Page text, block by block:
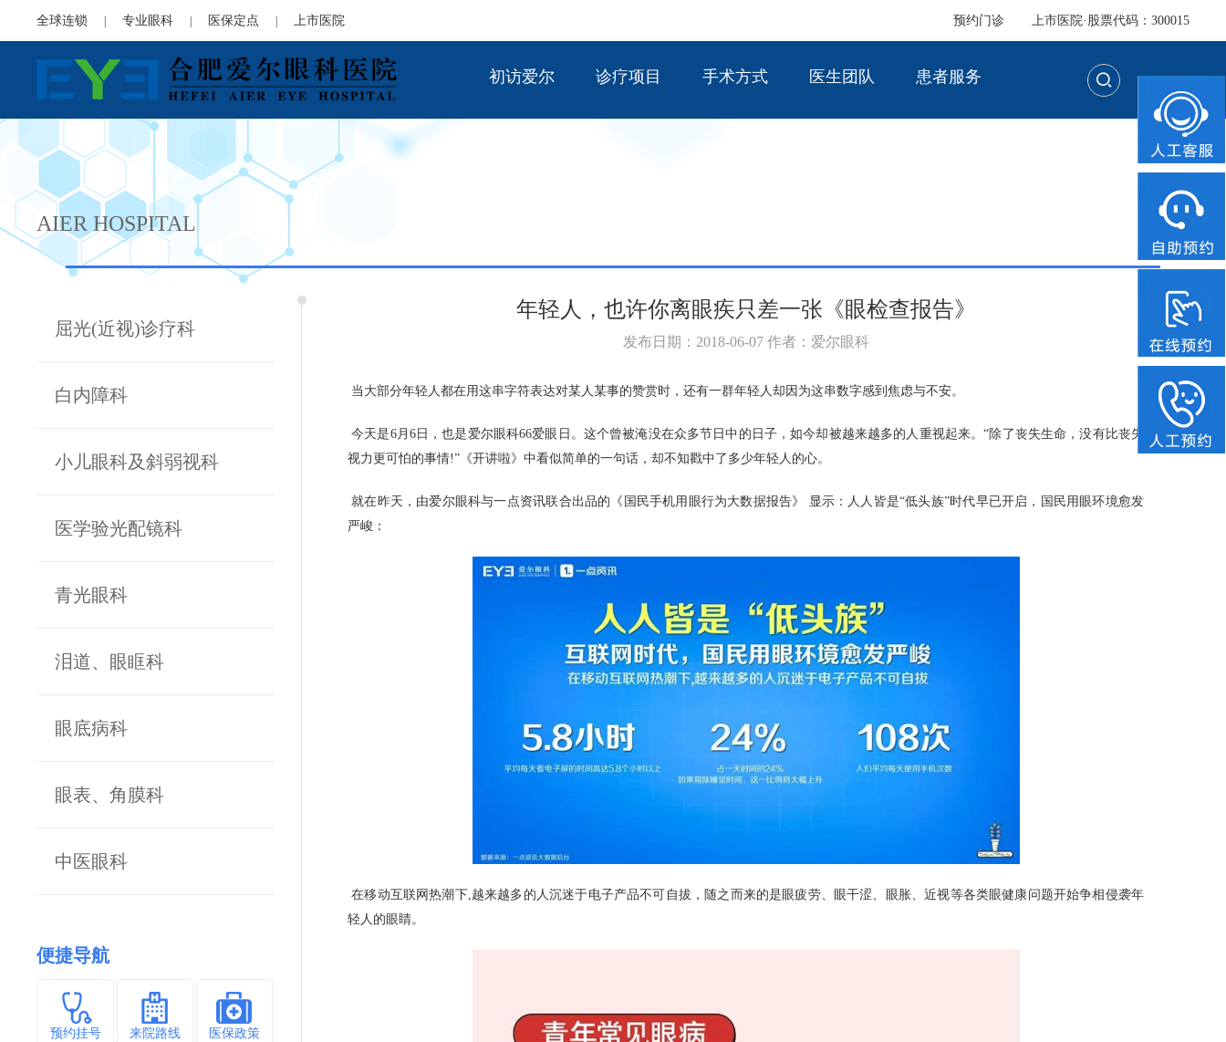
全球连锁 | 专业眼科 | 医保定点 | 上市医院 预约门诊 上市医院·股票代码：300015
初访爱尔 诊疗项目 手术方式 医生团队 患者服务
AIER HOSPITAL
屈光(近视)诊疗科
白内障科
小儿眼科及斜弱视科
医学验光配镜科
青光眼科
泪道、眼眶科
眼底病科
眼表、角膜科
中医眼科
便捷导航
预约挂号 来院路线 医保政策
年轻人，也许你离眼疾只差一张《眼检查报告》
发布日期：2018-06-07 作者：爱尔眼科
当大部分年轻人都在用这串字符表达对某人某事的赞赏时，还有一群年轻人却因为这串数字感到焦虑与不安。
今天是6月6日，也是爱尔眼科66爱眼日。这个曾被淹没在众多节日中的日子，如今却被越来越多的人重视起来。“除了丧失生命，没有比丧失
视力更可怕的事情!”《开讲啦》中看似简单的一句话，却不知戳中了多少年轻人的心。
就在昨天，由爱尔眼科与一点资讯联合出品的《国民手机用眼行为大数据报告》 显示：人人皆是“低头族”时代早已开启，国民用眼环境愈发
严峻：
在移动互联网热潮下,越来越多的人沉迷于电子产品不可自拔，随之而来的是眼疲劳、眼干涩、眼胀、近视等各类眼健康问题开始争相侵袭年
轻人的眼睛。